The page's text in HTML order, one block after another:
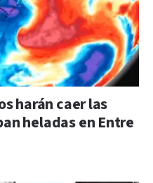
harán caer las
heladas en Entre